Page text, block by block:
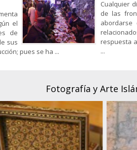
artísticamente
islámicas
Religión,
Mujer,
Doctrina
el
de
sus
pues se ha ...
Cualquier
de las
abordarse
respuesta
...
Fotografía y Arte